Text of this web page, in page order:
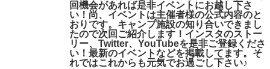
回機会があれば是非イベントにお越し下さ
い！尚、イベントは主催者様の公式内容のと
おりです。キャンプ️施設の知り合いできまし
たので次回ご紹介します！インスタのストー
リー、Twitter、YouTubeを是非ご登録くださ
い！最新のイベントなどを掲載してます。そ
れではこれからも元気でお過ごし下さい♪